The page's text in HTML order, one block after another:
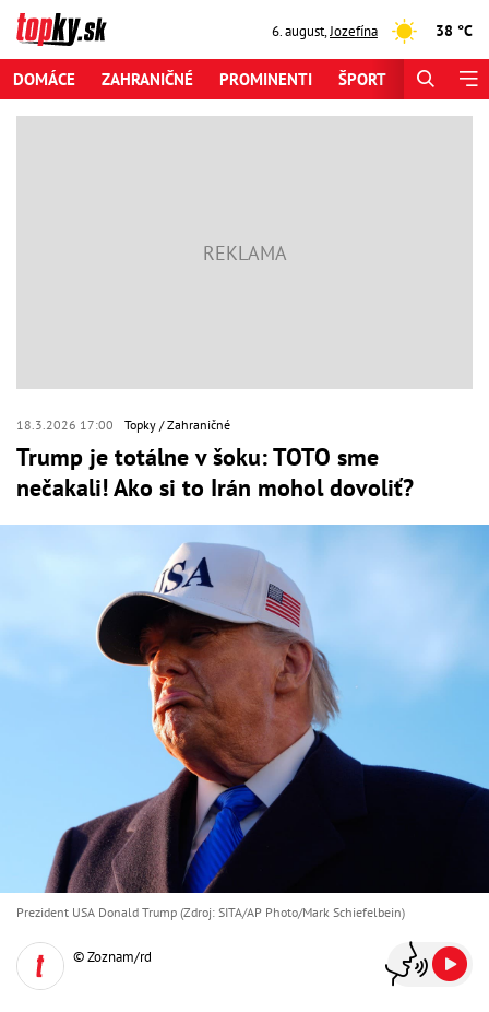
6. august,Jozefína 38 °C
DOMÁCE ZAHRANIČNÉ PROMINENTI ŠPORT
18.3.2026 17:00 Topky Zahraničné
Trump je totálne v šoku: TOTO sme
nečakali! Ako si to Irán mohol dovoliť?
Prezident USA Donald Trump (Zdroj: SITA/AP Photo/Mark Schiefelbein)
© Zoznam/rd